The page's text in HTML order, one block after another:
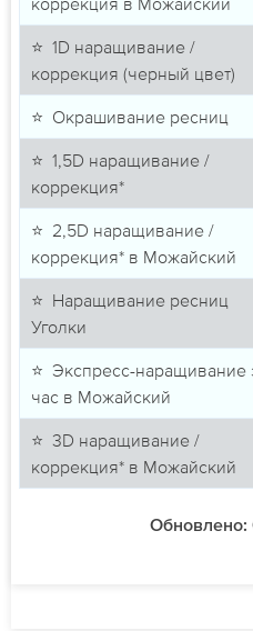
⭐ 1D наращивание /
коррекция (черный цвет)
⭐ Окрашивание ресниц
⭐ 1,5D наращивание /
коррекция*
⭐ 2,5D наращивание /
коррекция* в Можайский
⭐ Наращивание ресниц
Уголки
⭐ Экспресс-наращивание
час в Можайский
⭐ 3D наращивание /
коррекция* в Можайский